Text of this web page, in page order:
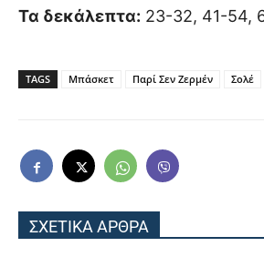
Τα δεκάλεπτα: 23-32, 41-54,
TAGS Μπάσκετ Παρί Σεν Ζερμέν Σολέ
ΣΧΕΤΙΚΑ ΑΡΘΡΑ